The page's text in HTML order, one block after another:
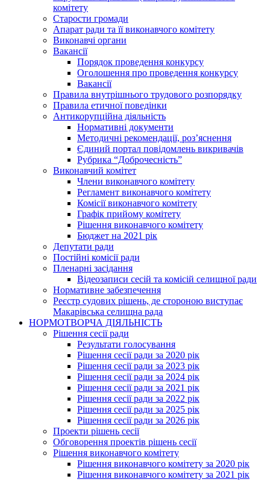
комітету
Старости громади
Апарат ради та її виконавчого комітету
Виконавчі органи
Вакансії
Порядок проведення конкурсу
Оголошення про проведення конкурсу
Вакансії
Правила внутрішнього трудового розпорядку
Правила етичної поведінки
Антикорупційна діяльність
Нормативні документи
Методичні рекомендації, роз’яснення
Єдиний портал повідомлень викривачів
Рубрика “Доброчесність”
Виконавчий комітет
Члени виконавчого комітету
Регламент виконавчого комітету
Комісії виконавчого комітету
Графік прийому комітету
Рішення виконавчого комітету
Бюджет на 2021 рік
Депутати ради
Постійні комісії ради
Пленарні засідання
Відеозаписи сесій та комісій селищної ради
Нормативне забезпечення
Реєстр судових рішень, де стороною виступає
Макарівська селищна рада
НОРМОТВОРЧА ДІЯЛЬНІСТЬ
Рішення сесії ради
Результати голосування
Рішення сесії ради за 2020 рік
Рішення сесії ради за 2023 рік
Рішення сесії ради за 2024 рік
Рішення сесії ради за 2021 рік
Рішення сесії ради за 2022 рік
Рішення сесії ради за 2025 рік
Рішення сесії ради за 2026 рік
Проекти рішень сесії
Обговорення проектів рішень сесії
Рішення виконавчого комітету
Рішення виконавчого комітету за 2020 рік
Рішення виконавчого комітету за 2021 рік